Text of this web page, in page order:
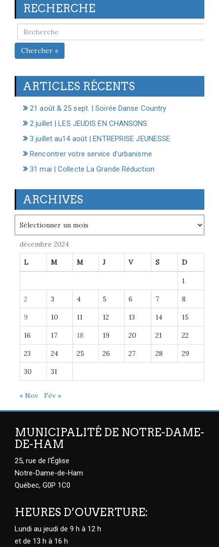
RECHERCHE
Chercher »
ARTICLES RÉCENTS
21 août & 25 sept. | Soirée Danse Country
2 juillet | LES JEUDIS EN CHANSONS
3 juillet au14 août | ENTREPRISE JEUNESSE
Rencontrer votre service d’urbanisme
31 mai | Collecte La Grande Réduction
ARCHIVES
décembre 2024
L M M J V S D
1
2 3 4 5 6 7 8
9 10 11 12 13 14 15
16 17 18 19 20 21 22
23 24 25 26 27 28 29
30 31
« Nov Fév »
MUNICIPALITÉ DE NOTRE-DAME-
DE-HAM
25, rue de l'Église
Notre-Dame-de-Ham
Québec, G0P 1C0
HEURES D’OUVERTURE:
Lundi au jeudi de 9 h à 12 h
et de 13 h à 16 h